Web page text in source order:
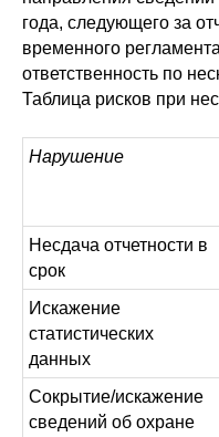
года, следующего за
временного
ответственность по
Таблица рисков при
Нарушение
Несдача отчетности в
срок
Искажение
статистических
данных
Сокрытие/искажение
сведений об охране